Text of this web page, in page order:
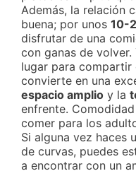
Además, la relación
buena; por unos 10-
disfrutar de una
con ganas de
lugar para compartir
convierte en una
espacio amplio y la
enfrente.
comer para los
Si alguna vez haces
de curvas, puedes
a encontrar con un